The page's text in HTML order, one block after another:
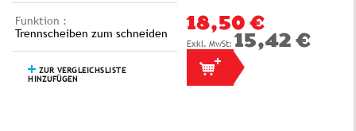
Funktion :
Trennscheiben zum schneiden
ZUR VERGLEICHSLISTE
HINZUFÜGEN
18,50 €
15,42 €